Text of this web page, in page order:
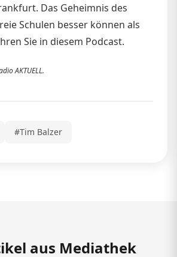
Das Geheimnis des
Schulen besser können als
Sie in diesem Podcast.
AKTUELL.
#Tim Balzer
aus Mediathek